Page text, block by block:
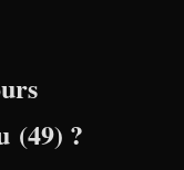
(49) ?